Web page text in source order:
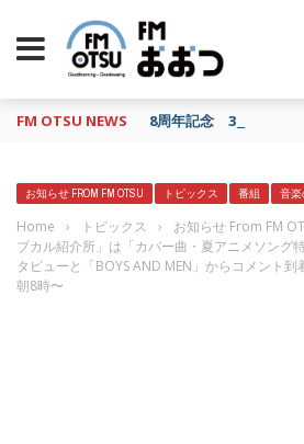
FM OTSU NEWS 8周年記念 30分枠 特
お知らせ FROM FM OTSU トピックス 番組 音
Home › トピックス › お知らせ From FM
ブカル紹介所」は「カバー曲・夏アニメソング
タビューと「BOYS AND MEN」からコメント
朝8時〜